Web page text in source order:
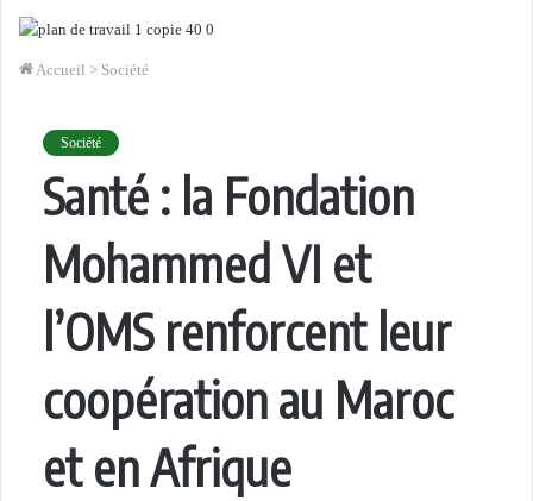
Accueil > Société
Société
Santé : la Fondation
Mohammed VI et
l’OMS renforcent leur
coopération au Maroc
et en Afrique